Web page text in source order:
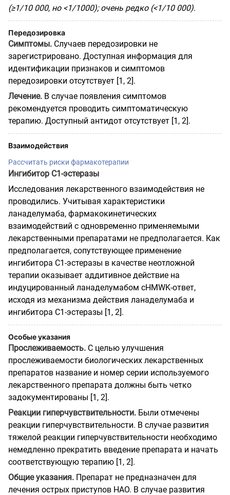
(≥1/10 000, но <1/1000); очень редко (<1/10 000).
Передозировка
Симптомы. Случаев передозировки не
зарегистрировано. Доступная информация для
идентификации признаков и симптомов
передозировки отсутствует [1, 2].
Лечение. В случае появления симптомов
рекомендуется проводить симптоматическую
терапию. Доступный антидот отсутствует [1, 2].
Взаимодействия
Рассчитать риски фармакотерапии
Ингибитор C1-эстеразы
Исследования лекарственного взаимодействия не
проводились. Учитывая характеристики
ланаделумаба, фармакокинетических
взаимодействий с одновременно применяемыми
лекарственными препаратами не предполагается. Как
предполагается, сопутствующее применение
ингибитора C1-эстеразы в качестве неотложной
терапии оказывает аддитивное действие на
индуцированный ланаделумабом cHMWK-ответ,
исходя из механизма действия ланаделумаба и
ингибитора C1-эстеразы [1, 2].
Особые указания
Прослеживаемость. С целью улучшения
прослеживаемости биологических лекарственных
препаратов название и номер серии используемого
лекарственного препарата должны быть четко
задокументированы [1, 2].
Реакции гиперчувствительности. Были отмечены
реакции гиперчувствительности. В случае развития
тяжелой реакции гиперчувствительности необходимо
немедленно прекратить введение препарата и начать
соответствующую терапию [1, 2].
Общие указания. Препарат не предназначен для
лечения острых приступов НАО. В случае развития